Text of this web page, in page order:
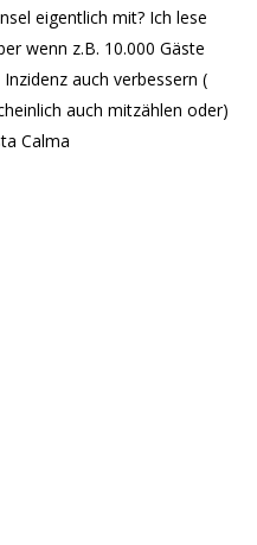
eigentlich mit? Ich lese
wenn z.B. 10.000 Gäste
auch verbessern (
auch mitzählen oder)
Calma